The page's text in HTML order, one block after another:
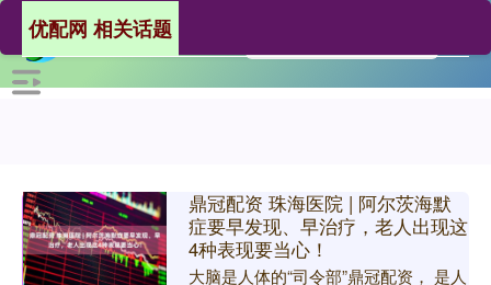
优配网 相关话题
鼎冠配资 珠海医院 | 阿尔茨海默
症要早发现、早治疗，老人出现这
4种表现要当心！
大脑是人体的“司令部”鼎冠配资， 是人